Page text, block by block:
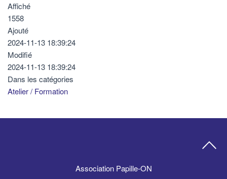
Affiché
1558
Ajouté
2024-11-13 18:39:24
Modifié
2024-11-13 18:39:24
Dans les catégories
Atelier / Formation
Association Papille-ON